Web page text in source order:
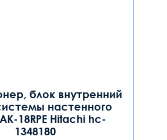
блок внутренний
настенного
18RPE Hitachi hc-
1348180